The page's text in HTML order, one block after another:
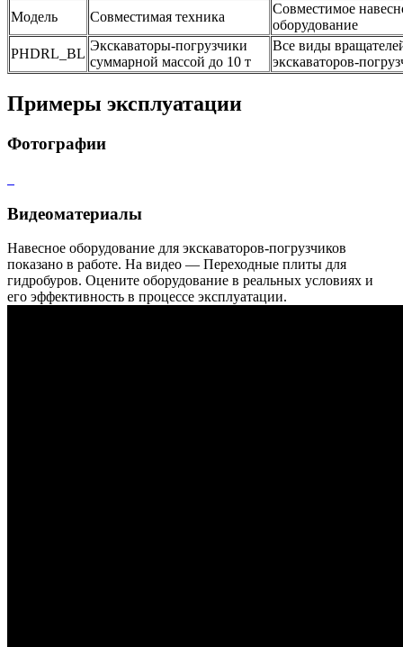
Модель Совместимая техника
Совместимое
оборудование
PHDRL_BL
Экскаваторы-погрузчики
суммарной массой до 10 т
Все виды
экскаваторов-
Примеры эксплуатации
Фотографии
Видеоматериалы
Навесное оборудование для экскаваторов-погрузчиков
показано в работе. На видео — Переходные плиты для
гидробуров. Оцените оборудование в реальных условиях и
его эффективность в процессе эксплуатации.